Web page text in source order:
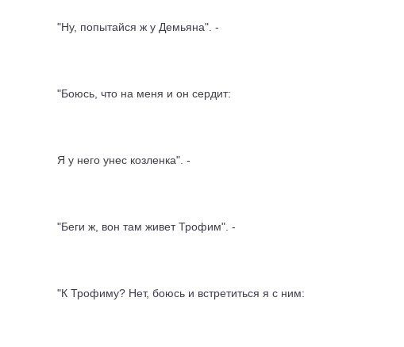
"Ну, попытайся ж у Демьяна". -
"Боюсь, что на меня и он сердит:
Я у него унес козленка". -
"Беги ж, вон там живет Трофим". -
"К Трофиму? Нет, боюсь и встретиться я с ним: